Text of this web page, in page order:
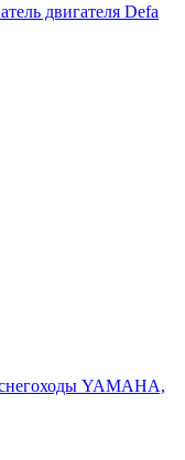
двигателя Defa
YAMAHA,